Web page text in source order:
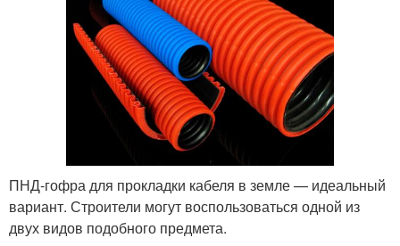
ПНД-гофра для прокладки кабеля в земле — идеальный
вариант. Строители могут воспользоваться одной из
двух видов подобного предмета.